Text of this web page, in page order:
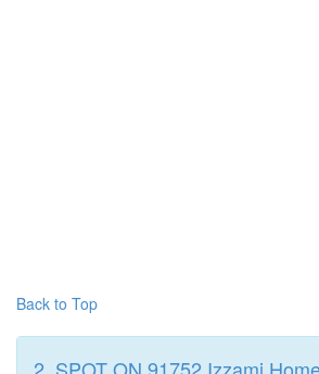
Back to Top